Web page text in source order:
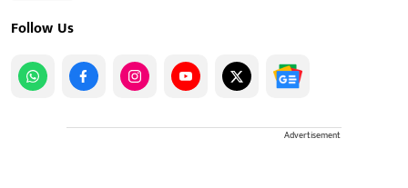
Follow Us
Advertisement